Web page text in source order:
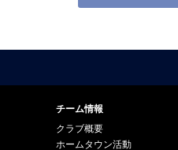
チーム情報
クラブ概要
ホームタウン活動